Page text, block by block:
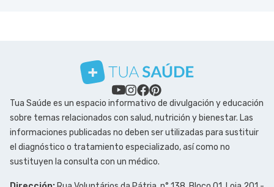
Tua Saúde es un espacio informativo de divulgación y educación
sobre temas relacionados con salud, nutrición y bienestar. Las
informaciones publicadas no deben ser utilizadas para sustituir
el diagnóstico o tratamiento especializado, así como no
sustituyen la consulta con un médico.